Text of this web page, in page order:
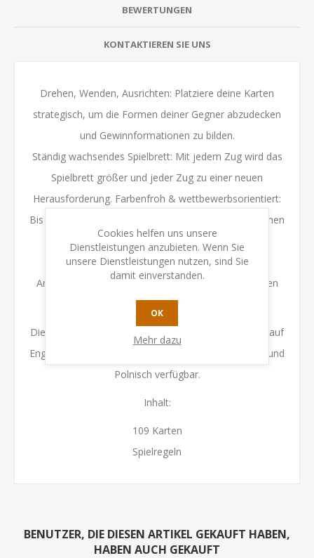
BEWERTUNGEN
KONTAKTIEREN SIE UNS
Drehen, Wenden, Ausrichten: Platziere deine Karten
strategisch, um die Formen deiner Gegner abzudecken
und Gewinnformationen zu bilden.
Ständig wachsendes Spielbrett: Mit jedem Zug wird das
Spielbrett größer und jeder Zug zu einer neuen
Herausforderung. Farbenfroh & wettbewerbsorientiert:
Bis zu 8 Spieler können mitmachen und einen taktischen
Spieleabend voller Spaß erleben.
Vorausschauend denken: Jede Platzierung zählt.
Analysiere, entwickle Strategien und optimiere deinen
Weg zum Sieg.
Diese Edition ist mehrsprachig. Die Spielanleitung ist auf
Englisch, Deutsch, Französisch, Spanisch, Italienisch und
Polnisch verfügbar.
Inhalt:
109 Karten
Spielregeln
BENUTZER, DIE DIESEN ARTIKEL GEKAUFT HABEN,
HABEN AUCH GEKAUFT
Cookies helfen uns unsere
Dienstleistungen anzubieten. Wenn Sie
unsere Dienstleistungen nutzen, sind Sie
damit einverstanden.
OK
Mehr dazu